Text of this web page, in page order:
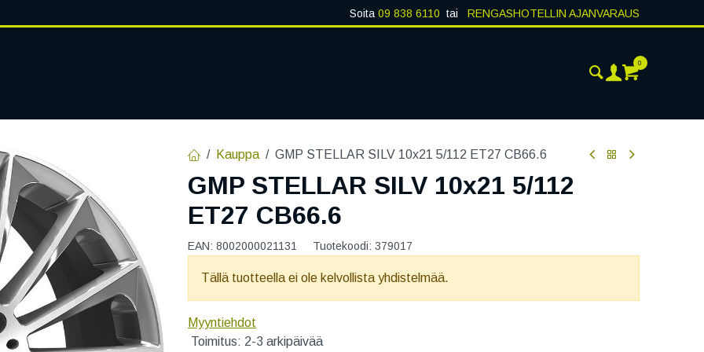
Soita 09 838 6110 tai RENGASHOTELLIN AJANVARAUS
0
Kauppa GMP STELLAR SILV 10x21 5/112 ET27 CB66.6
GMP STELLAR SILV 10x21 5/112
ET27 CB66.6
EAN: 8002000021131 Tuotekoodi: 379017
Tällä tuotteella ei ole kelvollista yhdistelmää.
Myyntiehdot
Toimitus: 2-3 arkipäivää